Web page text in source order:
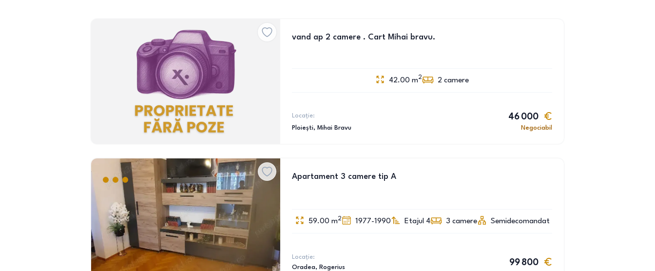
vand ap 2 camere . Cart Mihai bravu.
42.00 m2 2 camere
Locație:
Ploiești, Mihai Bravu
46 000
Negociabil
Apartament 3 camere tip A
59.00 m2 1977-1990 Etajul 4 3 camere Semidecomandat
Locație:
Oradea, Rogerius
99 800